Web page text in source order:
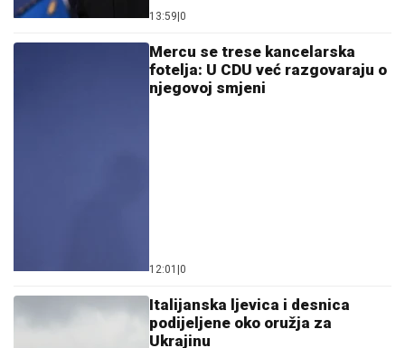
13:59 0
Mercu se trese kancelarska
fotelja: U CDU već razgovaraju o
njegovoj smjeni
12:01 0
Italijanska ljevica i desnica
podijeljene oko oružja za
Ukrajinu